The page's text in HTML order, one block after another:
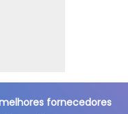
fornecedores